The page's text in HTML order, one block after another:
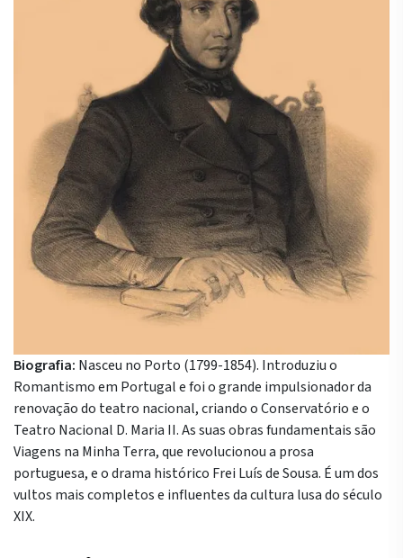
Biografia: Nasceu no Porto (1799-1854). Introduziu o
Romantismo em Portugal e foi o grande impulsionador da
renovação do teatro nacional, criando o Conservatório e o
Teatro Nacional D. Maria II. As suas obras fundamentais são
Viagens na Minha Terra, que revolucionou a prosa
portuguesa, e o drama histórico Frei Luís de Sousa. É um dos
vultos mais completos e influentes da cultura lusa do século
XIX.